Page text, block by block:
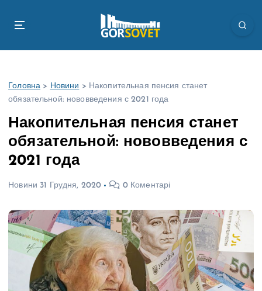
Головна > Новини > Накопительная пенсия станет
обязательной: нововведения с 2021 года
Накопительная пенсия станет
обязательной: нововведения с
2021 года
Новини 31 Грудня, 2020 0 Коментарі